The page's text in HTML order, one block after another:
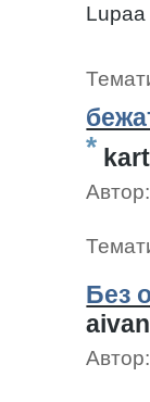
*
Автор:
Без
Автор: